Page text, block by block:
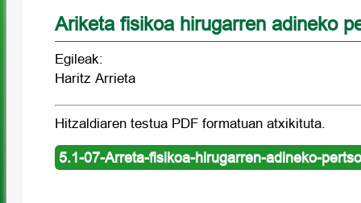
Ariketa fisikoa hirugarren adineko
Egileak:
Haritz Arrieta
Hitzaldiaren testua PDF formatuan atxikituta.
5.1-07-Arreta-fisikoa-hirugarren-adineko-